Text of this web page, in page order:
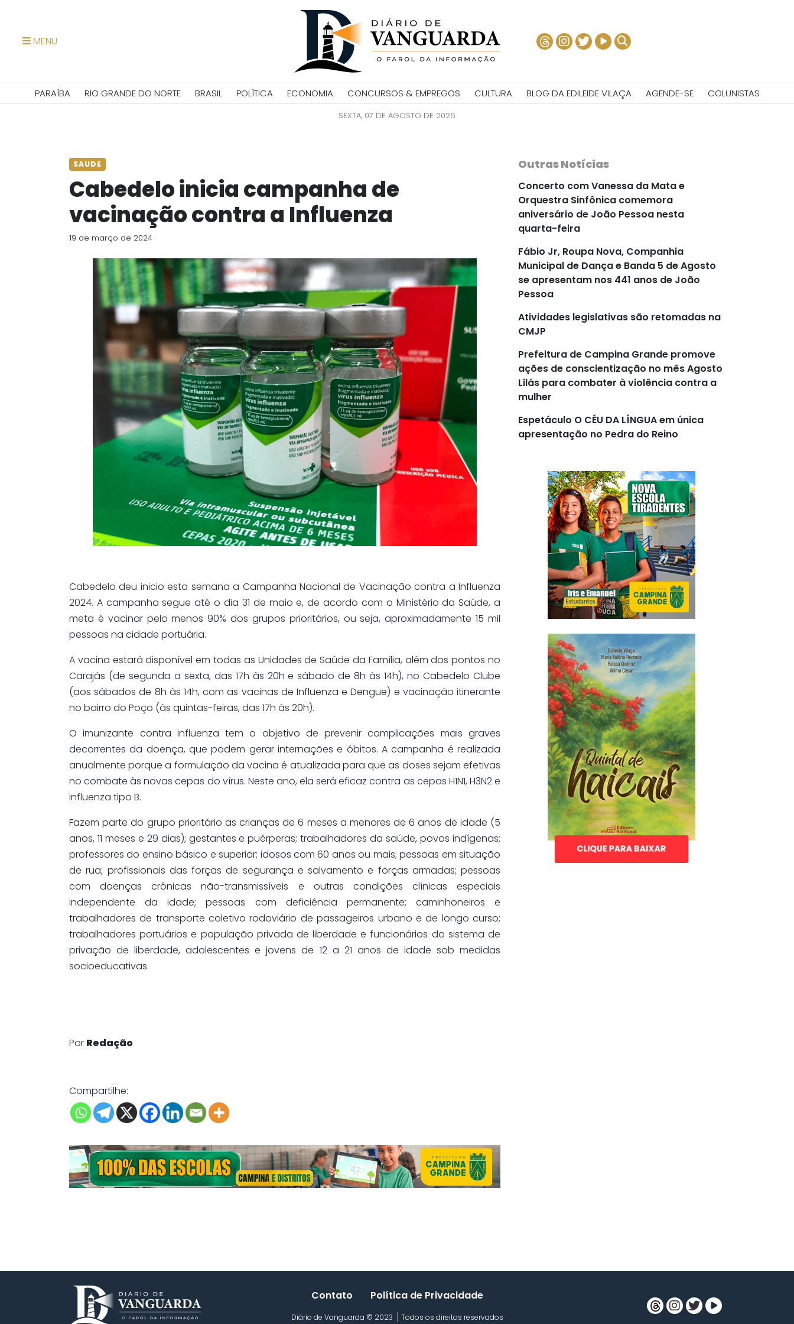
MENU
PARAÍBA RIO GRANDE DO NORTE BRASIL POLÍTICA ECONOMIA CONCURSOS & EMPREGOS CULTURA BLOG DA EDILEIDE VILAÇA AGENDE-SE COLUNISTAS
SEXTA, 07 DE AGOSTO DE 2026
SAUDE
Cabedelo inicia campanha de
vacinação contra a Influenza
19 de março de 2024
Cabedelo deu inicio esta semana a Campanha Nacional de Vacinação contra a Influenza
2024. A campanha segue até o dia 31 de maio e, de acordo com o Ministério da Saúde, a
meta é vacinar pelo menos 90% dos grupos prioritários, ou seja, aproximadamente 15 mil
pessoas na cidade portuária.
A vacina estará disponível em todas as Unidades de Saúde da Família, além dos pontos no
Carajás (de segunda a sexta, das 17h às 20h e sábado de 8h às 14h), no Cabedelo Clube
(aos sábados de 8h às 14h, com as vacinas de Influenza e Dengue) e vacinação itinerante
no bairro do Poço (às quintas-feiras, das 17h às 20h).
O imunizante contra influenza tem o objetivo de prevenir complicações mais graves
decorrentes da doença, que podem gerar internações e óbitos. A campanha é realizada
anualmente porque a formulação da vacina é atualizada para que as doses sejam efetivas
no combate às novas cepas do vírus. Neste ano, ela será eficaz contra as cepas H1N1, H3N2 e
influenza tipo B.
Fazem parte do grupo prioritário as crianças de 6 meses a menores de 6 anos de idade (5
anos, 11 meses e 29 dias); gestantes e puérperas; trabalhadores da saúde, povos indígenas;
professores do ensino básico e superior; idosos com 60 anos ou mais; pessoas em situação
de rua; profissionais das forças de segurança e salvamento e forças armadas; pessoas
com doenças crônicas não-transmissíveis e outras condições clínicas especiais
independente da idade; pessoas com deficiência permanente; caminhoneiros e
trabalhadores de transporte coletivo rodoviário de passageiros urbano e de longo curso;
trabalhadores portuários e população privada de liberdade e funcionários do sistema de
privação de liberdade, adolescentes e jovens de 12 a 21 anos de idade sob medidas
socioeducativas.
Por Redação
Compartilhe:
Outras Notícias
Concerto com Vanessa da Mata e
Orquestra Sinfônica comemora
aniversário de João Pessoa nesta
quarta-feira
Fábio Jr, Roupa Nova, Companhia
Municipal de Dança e Banda 5 de Agosto
se apresentam nos 441 anos de João
Pessoa
Atividades legislativas são retomadas na
CMJP
Prefeitura de Campina Grande promove
ações de conscientização no mês Agosto
Lilás para combater à violência contra a
mulher
Espetáculo O CÉU DA LÍNGUA em única
apresentação no Pedra do Reino
Contato Política de Privacidade
Diário de Vanguarda © 2023 Todos os direitos reservados